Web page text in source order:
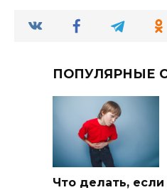
ПОПУЛЯРНЫЕ
Что делать, если